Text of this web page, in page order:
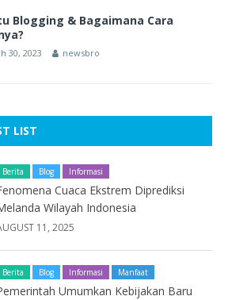
Blogging & Bagaimana Cara
30, 2023 newsbro
LIST
Berita Blog Informasi
Cuaca Ekstrem Diprediksi
Wilayah Indonesia
11, 2025
Berita Blog Informasi Manfaat
Umumkan Kebijakan Baru